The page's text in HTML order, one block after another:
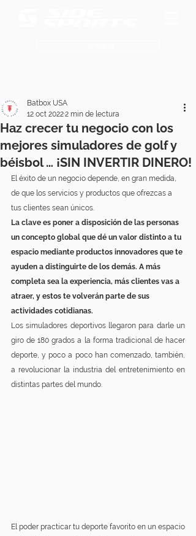
Haz crecer tu negocio con los
mejores simuladores de golf y
béisbol … ¡SIN INVERTIR DINERO!
Batbox USA
12 oct 20222 min de lectura
El éxito de un negocio depende, en gran medida,
de que los servicios y productos que ofrezcas a
tus clientes sean únicos.
La clave es poner a disposición de las personas
un concepto global que dé un valor distinto a tu
espacio mediante productos innovadores que te
ayuden a distinguirte de los demás. A más
completa sea la experiencia, más clientes vas a
atraer, y estos te volverán parte de sus
actividades cotidianas.
Los simuladores deportivos llegaron para darle un
giro de 180 grados a la forma tradicional de hacer
deporte, y poco a poco han comenzado, también,
a revolucionar la industria del entretenimiento en
distintas partes del mundo.
El poder practicar tu deporte favorito en un espacio